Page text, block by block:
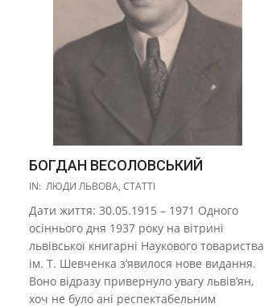
БОГДАН ВЕСОЛОВСЬКИЙ
2017-
27
IN: ЛЮДИ ЛЬВОВА, СТАТТІ
Дати життя: 30.05.1915 – 1971 Одного
осіннього дня 1937 року на вітрині
львівської книгарні Наукового товариства
ім. Т. Шевченка з’явилося нове видання.
Воно відразу привернуло увагу львів’ян,
хоч не було ані респектабельним